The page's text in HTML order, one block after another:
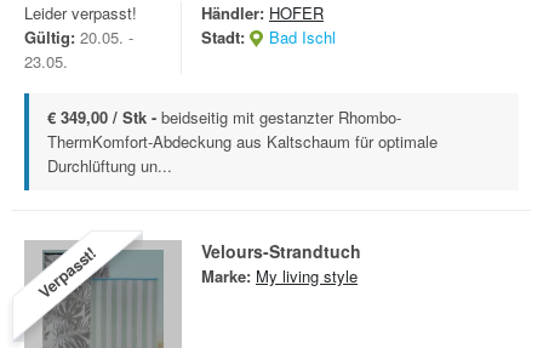
Leider verpasst!
Gültig: 20.05. -
23.05.
Händler: HOFER
Stadt:
Bad Ischl
€ 349,00 / Stk - beidseitig mit gestanzter Rhombo-
ThermKomfort-Abdeckung aus Kaltschaum für optimale
Durchlüftung un...
Verpasst! Velours-Strandtuch
Marke: My living style